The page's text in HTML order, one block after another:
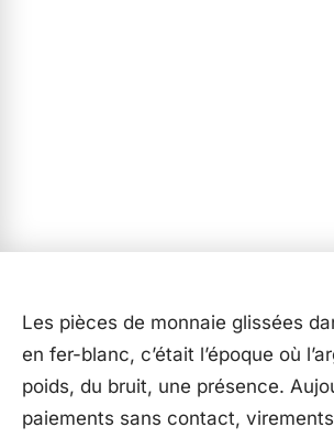
Les pièces de monnaie glissées
en fer-blanc, c’était l’époque où
poids, du bruit, une présence.
paiements sans contact,